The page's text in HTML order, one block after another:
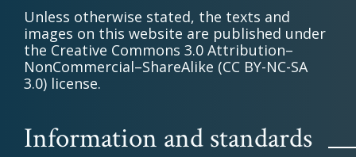
Unless otherwise stated, the texts and
images on this website are published under
the Creative Commons 3.0 Attribution–
NonCommercial–ShareAlike (CC BY-NC-SA
3.0) license.
Information and standards